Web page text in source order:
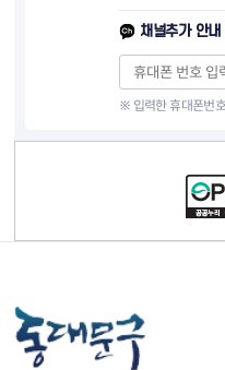
채널추가 안내
※ 입력한 휴대폰번